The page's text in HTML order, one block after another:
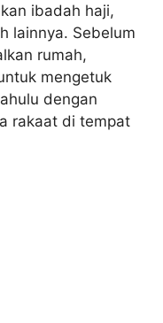
ibadah haji,
lainnya. Sebelum
rumah,
mengetuk
dengan
rakaat di tempat